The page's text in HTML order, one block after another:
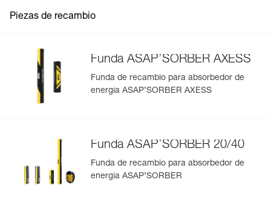
Piezas de recambio
Funda ASAP’SORBER AXESS
Funda de recambio para absorbedor de
energía ASAP’SORBER AXESS
Funda ASAP’SORBER 20/40
Funda de recambio para absorbedor de
energía ASAP’SORBER